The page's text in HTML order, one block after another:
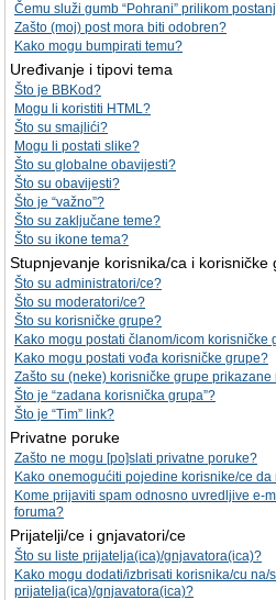
Čemu služi gumb “Pohrani” prilikom
Zašto (moj) post mora biti odobren?
Kako mogu bumpirati temu?
Uređivanje i tipovi tema
Što je BBKod?
Mogu li koristiti HTML?
Što su smajlići?
Mogu li postati slike?
Što su globalne obavijesti?
Što su obavijesti?
Što je “važno”?
Što su zaključane teme?
Što su ikone tema?
Stupnjevanje korisnika/ca i korisničke
Što su administratori/ce?
Što su moderatori/ce?
Što su korisničke grupe?
Kako mogu postati članom/icom korisničke
Kako mogu postati vođa korisničke grupe?
Zašto su (neke) korisničke grupe
Što je “zadana korisnička grupa”?
Što je “Tim” link?
Privatne poruke
Zašto ne mogu [po]slati privatne poruke?
Kako onemogućiti pojedine korisnike/ce
Kome prijaviti spam odnosno uvredljive e-
foruma?
Prijatelji/ce i gnjavatori/ce
Što su liste prijatelja(ica)/gnjavatora(ica)?
Kako mogu dodati/izbrisati korisnika/cu na/
prijatelja(ica)/gnjavatora(ica)?